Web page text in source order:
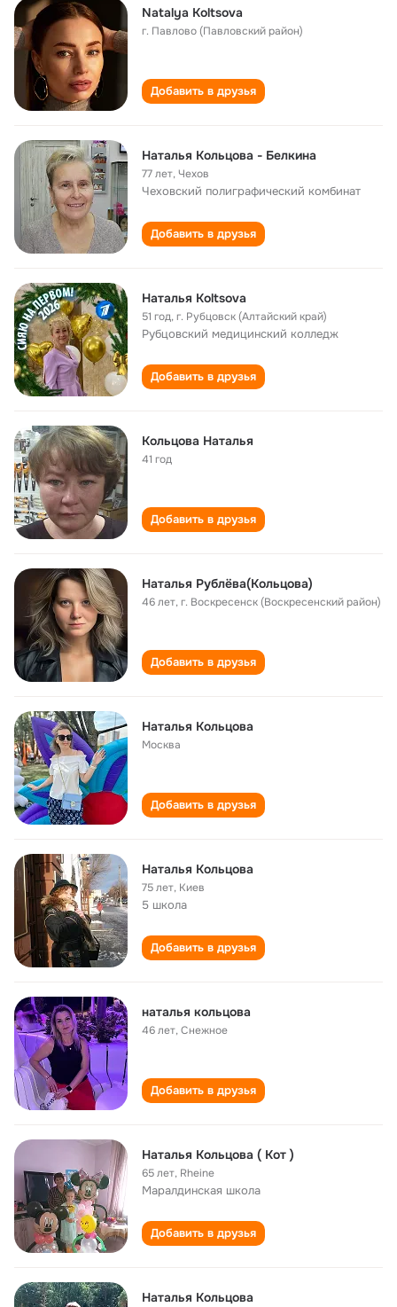
Natalya Koltsova
г. Павлово (Павловский район)
Добавить в друзья
Наталья Кольцова - Белкина
77 лет,Чехов
Чеховский полиграфический комбинат
Добавить в друзья
Наталья Koltsova
51 год,г. Рубцовск (Алтайский край)
Рубцовский медицинский колледж
Добавить в друзья
Кольцова Наталья
41 год
Добавить в друзья
Наталья Рублëва(Кольцова)
46 лет,г. Воскресенск (Воскресенский район)
Добавить в друзья
Наталья Кольцова
Москва
Добавить в друзья
Наталья Кольцова
75 лет, Киев
5 школа
Добавить в друзья
наталья кольцова
46 лет,Снежное
Добавить в друзья
Наталья Кольцова ( Кот )
65 лет, Rheine
Маралдинская школа
Добавить в друзья
Наталья Кольцова